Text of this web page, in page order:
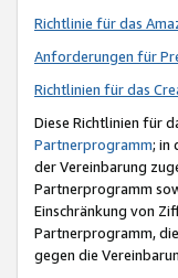
Richtlinie für das
Anforderungen für
Richtlinien für das
Diese Richtlinien für
Partnerprogramm; in
der Vereinbarung
Partnerprogramm
Einschränkung von
Partnerprogramm,
gegen die